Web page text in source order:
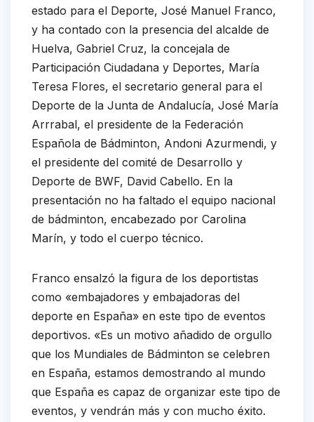
estado para el Deporte, José Manuel Franco,
y ha contado con la presencia del alcalde de
Huelva, Gabriel Cruz, la concejala de
Participación Ciudadana y Deportes, María
Teresa Flores, el secretario general para el
Deporte de la Junta de Andalucía, José María
Arrrabal, el presidente de la Federación
Española de Bádminton, Andoni Azurmendi, y
el presidente del comité de Desarrollo y
Deporte de BWF, David Cabello. En la
presentación no ha faltado el equipo nacional
de bádminton, encabezado por Carolina
Marín, y todo el cuerpo técnico.
Franco ensalzó la figura de los deportistas
como «embajadores y embajadoras del
deporte en España» en este tipo de eventos
deportivos. «Es un motivo añadido de orgullo
que los Mundiales de Bádminton se celebren
en España, estamos demostrando al mundo
que España es capaz de organizar este tipo de
eventos, y vendrán más y con mucho éxito.